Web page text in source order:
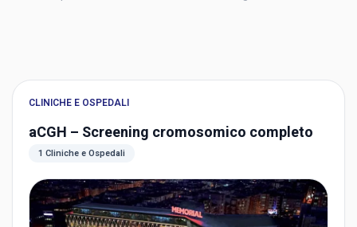
CLINICHE E OSPEDALI
aCGH – Screening cromosomico completo
1 Cliniche e Ospedali